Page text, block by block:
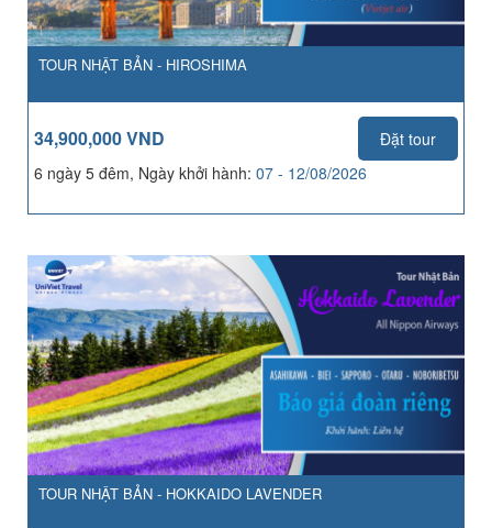
TOUR NHẬT BẢN - HIROSHIMA
34,900,000 VND
Đặt tour
6 ngày 5 đêm, Ngày khởi hành: 07 - 12/08/2026
TOUR NHẬT BẢN - HOKKAIDO LAVENDER